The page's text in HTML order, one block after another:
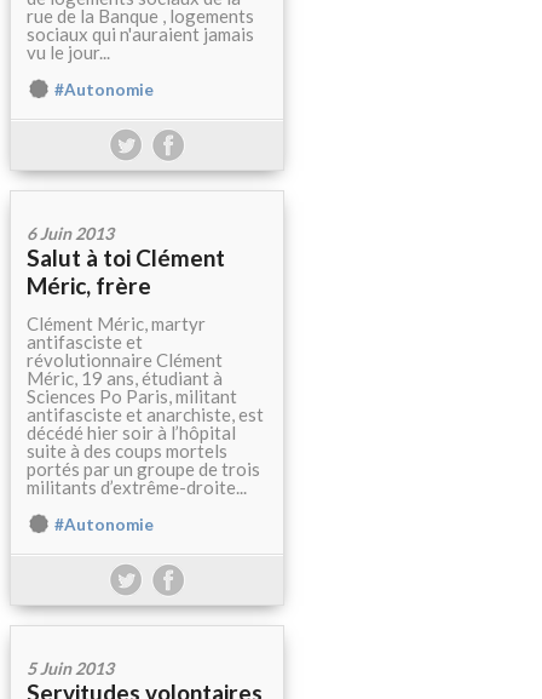
rue de la Banque , logements
sociaux qui n'auraient jamais
vu le jour...
#Autonomie
6 Juin 2013
Salut à toi Clément
Méric, frère
Clément Méric, martyr
antifasciste et
révolutionnaire Clément
Méric, 19 ans, étudiant à
Sciences Po Paris, militant
antifasciste et anarchiste, est
décédé hier soir à l’hôpital
suite à des coups mortels
portés par un groupe de trois
militants d’extrême-droite...
#Autonomie
5 Juin 2013
Servitudes volontaires